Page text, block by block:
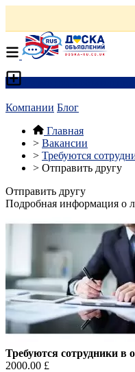
Компании Блог
Главная
> Вакансии
> Требуются
> Отправить другу
Отправить другу
Подробная информация о
Требуются сотрудники в
2000.00 £